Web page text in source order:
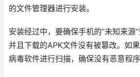
的文件管理器进行安装。
安装经过中，要确保手机的“未知来源”
并且下载的APK文件没有被篡改。如
病毒软件进行扫描，确保没有恶意程序